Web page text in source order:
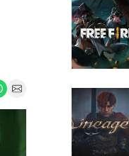
Share on Email